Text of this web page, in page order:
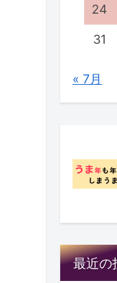
24
31
« 7月
最近の